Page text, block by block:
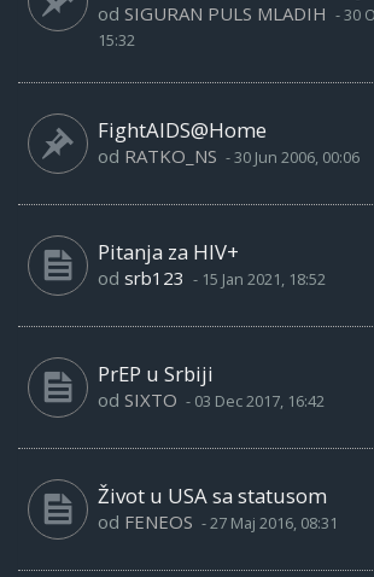
od SIGURAN PULS MLADIH -30
15:32
FightAIDS@Home
od RATKO_NS -30 Jun 2006, 00:06
Pitanja za HIV+
od srb123 - 15 Jan 2021, 18:52
PrEP u Srbiji
od SIXTO - 03 Dec 2017, 16:42
Život u USA sa statusom
od FENEOS -27 Maj 2016, 08:31